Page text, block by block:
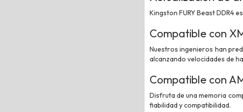
Kingston FURY Beast DDR4
Compatible con
Nuestros ingenieros han
alcanzando velocidades de
Compatible con
Disfruta de una memoria
fiabilidad y compatibilidad.